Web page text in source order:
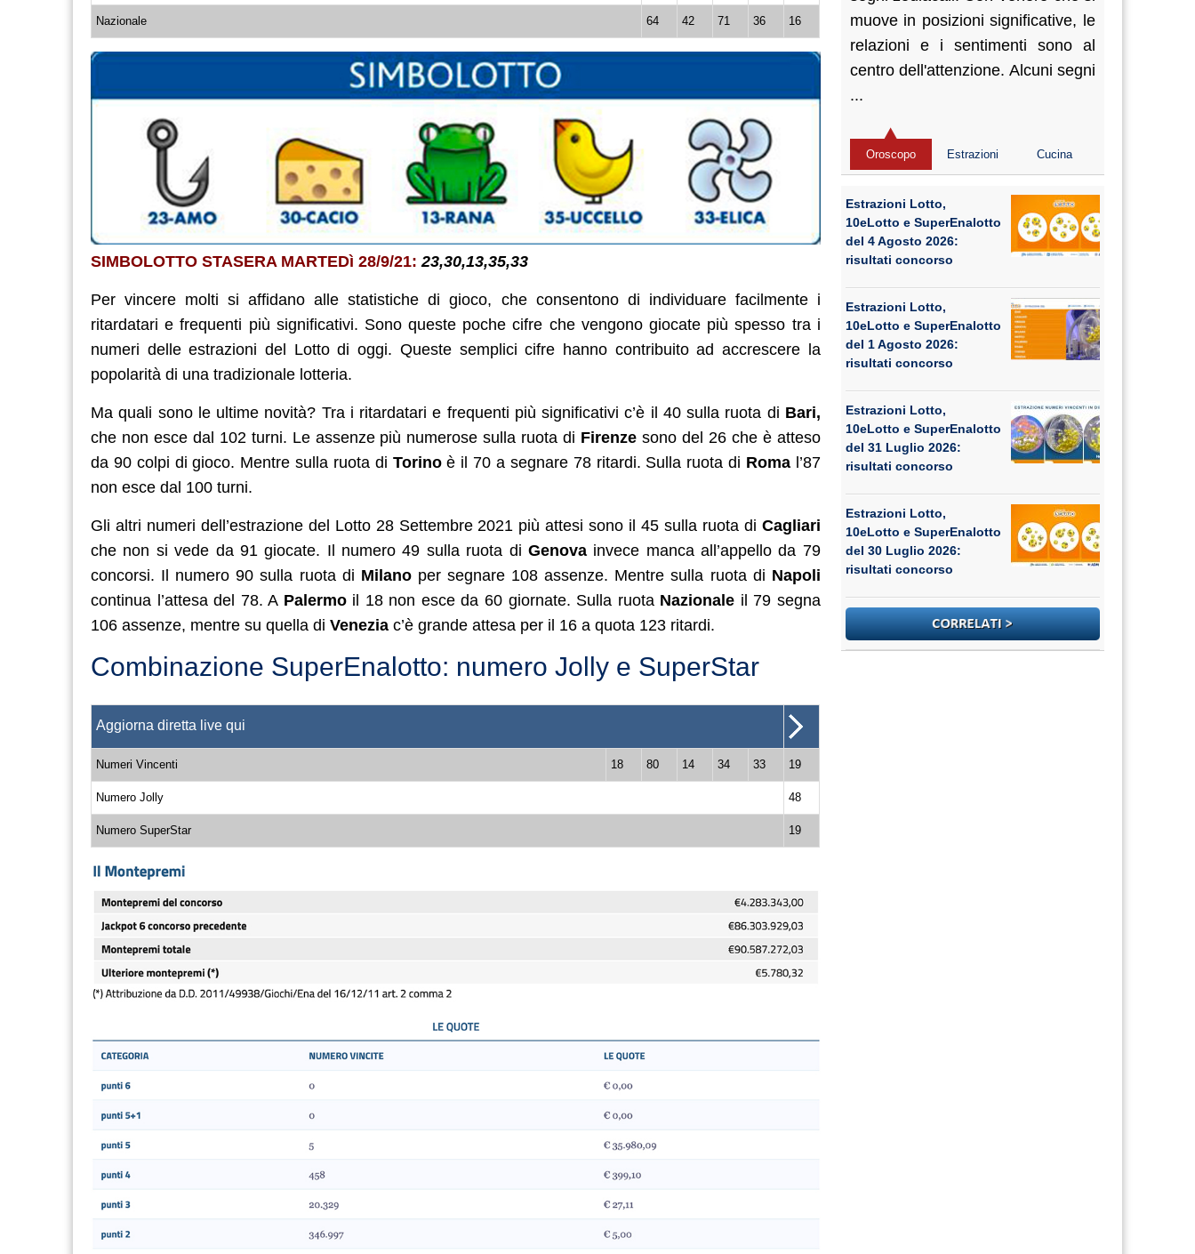
Nazionale 64 42 71 36 16
SIMBOLOTTO STASERA MARTEDì 28/9/21:23,30,13,35,33
Per vincere molti si affidano alle statistiche di gioco, che consentono di individuare facilmente i
ritardatari e frequenti più significativi. Sono queste poche cifre che vengono giocate più spesso tra i
numeri delle estrazioni del Lotto di oggi. Queste semplici cifre hanno contribuito ad accrescere la
popolarità di una tradizionale lotteria.
Ma quali sono le ultime novità? Tra i ritardatari e frequenti più significativi c’è il 40 sulla ruota di Bari,
che non esce dal 102 turni. Le assenze più numerose sulla ruota di Firenzesono del 26 che è atteso
da 90 colpi di gioco. Mentre sulla ruota di Torinoè il 70 a segnare 78 ritardi. Sulla ruota di Romal’87
non esce dal 100 turni.
Gli altri numeri dell’estrazione del Lotto 28 Settembre 2021 più attesi sono il 45 sulla ruota di Cagliari
che non si vede da 91 giocate. Il numero 49 sulla ruota di Genovainvece manca all’appello da 79
concorsi. Il numero 90 sulla ruota di Milanoper segnare 108 assenze. Mentre sulla ruota di Napoli
continua l’attesa del 78. A Palermoil 18 non esce da 60 giornate. Sulla ruota Nazionale il 79 segna
106 assenze, mentre su quella di Venezia c’è grande attesa per il 16 a quota 123 ritardi.
Combinazione SuperEnalotto: numero Jolly e SuperStar
Aggiorna diretta live qui
Numeri Vincenti 18 80 14 34 33 19
Numero Jolly 48
Numero SuperStar 19
muove in posizioni significative, le
relazioni e i sentimenti sono al
centro dell'attenzione. Alcuni segni
...
Oroscopo Estrazioni Cucina
Estrazioni Lotto,
10eLotto e SuperEnalotto
del 4 Agosto 2026:
risultati concorso
Estrazioni Lotto,
10eLotto e SuperEnalotto
del 1 Agosto 2026:
risultati concorso
Estrazioni Lotto,
10eLotto e SuperEnalotto
del 31 Luglio 2026:
risultati concorso
Estrazioni Lotto,
10eLotto e SuperEnalotto
del 30 Luglio 2026:
risultati concorso